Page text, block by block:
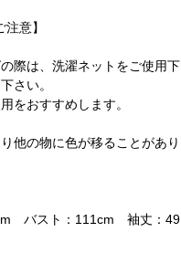
意】
際は、洗濯ネットをご使用下
さい。
をおすすめします。
他の物に色が移ることがあ
バスト：111cm 袖丈：